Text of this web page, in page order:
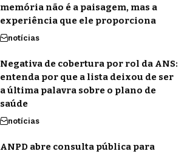
memória não é a paisagem, mas a
experiência que ele proporciona
notícias
Negativa de cobertura por rol da ANS:
entenda por que a lista deixou de ser
a última palavra sobre o plano de
saúde
notícias
ANPD abre consulta pública para